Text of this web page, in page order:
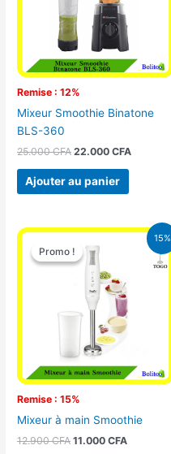
Remise : 12%
Mixeur Smoothie Binatone
BLS-360
25.000CFA 22.000CFA
Ajouter au panier
15%
Promo !
Remise : 15%
Promo !
Mixeur à main Smoothie
12.900CFA
Le
prix
initial
était :
12.900 CFA.
11.000CFA
Le